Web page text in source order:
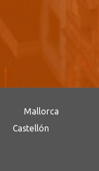
Mallorca
Castellón